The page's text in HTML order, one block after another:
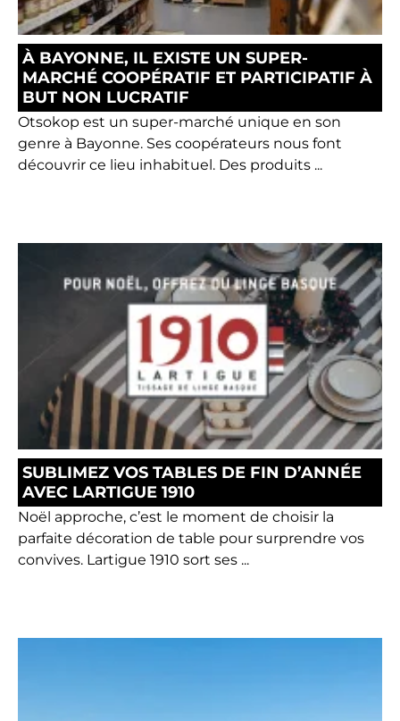
À BAYONNE, IL EXISTE UN SUPER-
MARCHÉ COOPÉRATIF ET PARTICIPATIF À
BUT NON LUCRATIF
Otsokop est un super-marché unique en son
genre à Bayonne. Ses coopérateurs nous font
découvrir ce lieu inhabituel. Des produits ...
SUBLIMEZ VOS TABLES DE FIN D’ANNÉE
AVEC LARTIGUE 1910
Noël approche, c’est le moment de choisir la
parfaite décoration de table pour surprendre vos
convives. Lartigue 1910 sort ses ...